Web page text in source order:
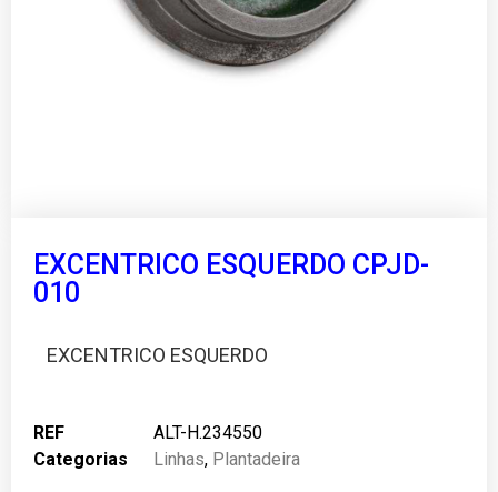
EXCENTRICO ESQUERDO CPJD-
010
EXCENTRICO ESQUERDO
REF
ALT-H.234550
Categorias
Linhas, Plantadeira